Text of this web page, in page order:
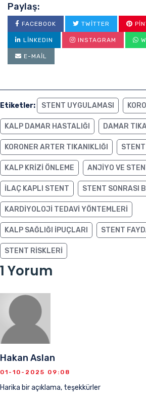
Paylaş:
FACEBOOK TWITTER
LINKEDIN INSTAGRAM
E-MAIL
Etiketler: STENT UYGULAMASI
KALP DAMAR HASTALIĞI DAMAR
KORONER ARTER TIKANIKLIĞI
KALP KRIZI ÖNLEME ANJIYO VE
ILAÇ KAPLI STENT STENT SONRASI
KARDIYOLOJI TEDAVI YÖNTEMLERI
KALP SAĞLIĞI IPUÇLARI STENT
STENT RISKLERI
1 Yorum
Hakan Aslan
01-10-2025 09:08
Harika bir açıklama, teşekkürler